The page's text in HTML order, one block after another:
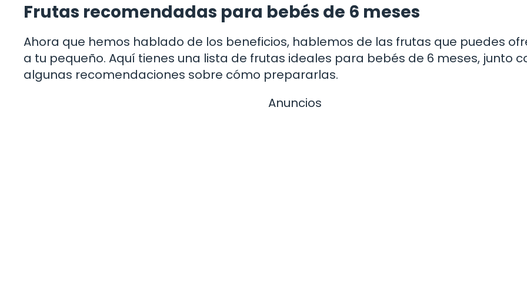
Frutas recomendadas para bebés de 6 meses
Ahora que hemos hablado de los beneficios, hablemos de las frutas que puedes
a tu pequeño. Aquí tienes una lista de frutas ideales para bebés de 6 meses, junto
algunas recomendaciones sobre cómo prepararlas.
Anuncios